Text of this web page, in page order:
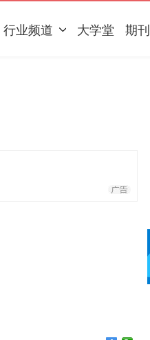
行业频道 大学堂 期刊